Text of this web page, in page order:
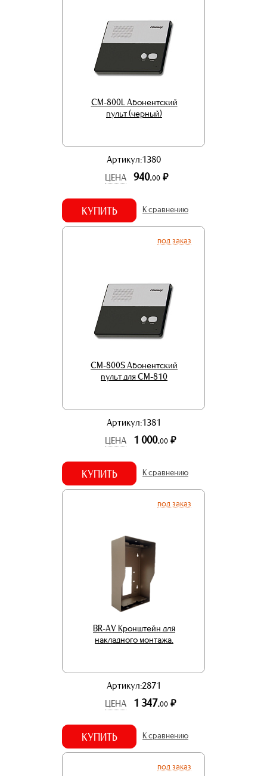
CM-800L Абонентский
пульт (черный)
Артикул:1380
ЦЕНА
940.00 р.
КУПИТЬ К сравнению
под заказ
CM-800S Абонентский
пульт для СМ-810
Артикул:1381
ЦЕНА
1 000.00 р.
КУПИТЬ К сравнению
под заказ
BR-AV Кронштейн для
накладного монтажа.
Артикул:2871
ЦЕНА
1 347.00 р.
КУПИТЬ К сравнению
под заказ